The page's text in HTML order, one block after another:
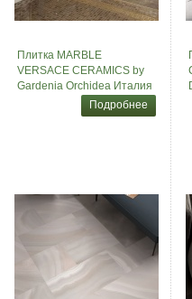
Плитка MARBLE
VERSACE CERAMICS by
Gardenia Orchidea Италия
Подробнее